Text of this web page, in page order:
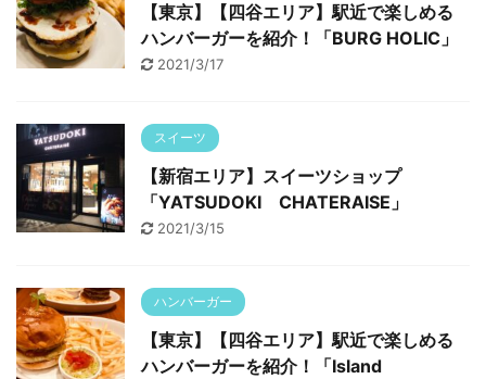
【東京】【四谷エリア】駅近で楽しめる
ハンバーガーを紹介！「BURG HOLIC」
2021/3/17
スイーツ
【新宿エリア】スイーツショップ
「YATSUDOKI CHATERAISE」
2021/3/15
ハンバーガー
【東京】【四谷エリア】駅近で楽しめる
ハンバーガーを紹介！「Island